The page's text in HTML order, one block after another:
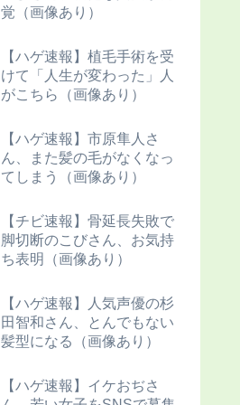
覚（画像あり）
【ハゲ速報】植毛手術を受
けて「人生が変わった」人
がこちら（画像あり）
【ハゲ速報】市原隼人さ
ん、また髪の毛がなくなっ
てしまう（画像あり）
【チビ速報】骨延長失敗で
脚切断のこびさん、お気持
ち表明（画像あり）
【ハゲ速報】人気声優の杉
田智和さん、とんでもない
髪型になる（画像あり）
【ハゲ速報】イケおぢさ